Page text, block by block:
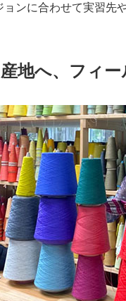
ンに合わせて実習先
地へ、フィー